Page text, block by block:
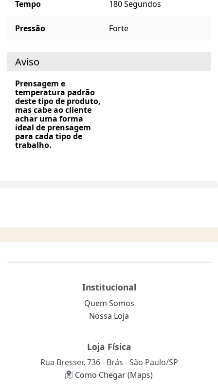
Tempo 180 Segundos
Pressão Forte
Aviso
Prensagem e
temperatura padrão
deste tipo de produto,
mas cabe ao cliente
achar uma forma
ideal de prensagem
para cada tipo de
trabalho.
Institucional
Quem Somos
Nossa Loja
Loja Física
Rua Bresser, 736 - Brás - São Paulo/SP
Como Chegar (Maps)